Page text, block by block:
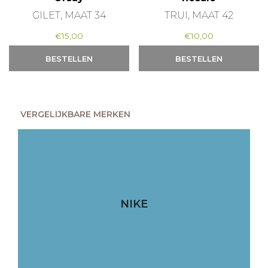
GILET, MAAT 34
€15,00
BESTELLEN
TRUI, MAAT 42
€10,00
BESTELLEN
VERGELIJKBARE MERKEN
NIKE